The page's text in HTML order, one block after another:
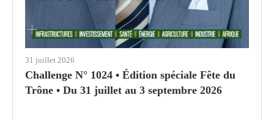
31 juillet 2026
Challenge N° 1024 • Édition spéciale Fête du
Trône • Du 31 juillet au 3 septembre 2026